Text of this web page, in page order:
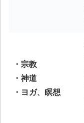
・宗教
・神道
・ヨガ、瞑想